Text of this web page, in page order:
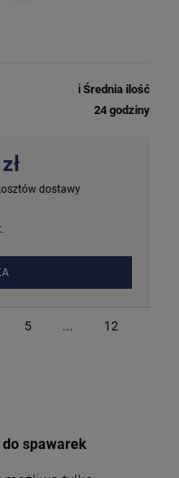
ℹ️ Średnia ilość
24 godziny
dostawy
5 ... 12
spawarek